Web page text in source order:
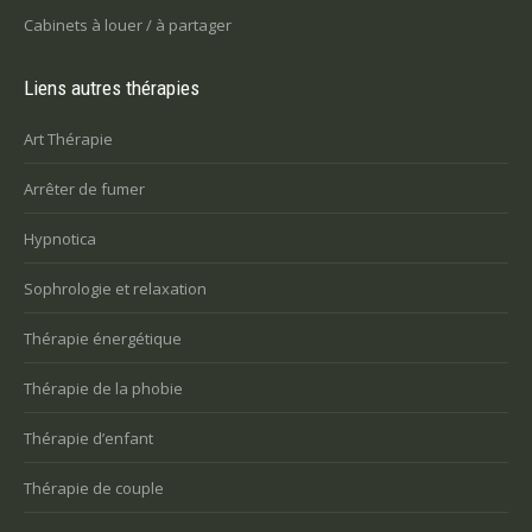
Cabinets à louer / à partager
Liens autres thérapies
Art Thérapie
Arrêter de fumer
Hypnotica
Sophrologie et relaxation
Thérapie énergétique
Thérapie de la phobie
Thérapie d’enfant
Thérapie de couple